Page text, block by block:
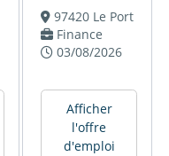
97420 Le Port
Finance
03/08/2026
Afficher
l'offre
d'emploi